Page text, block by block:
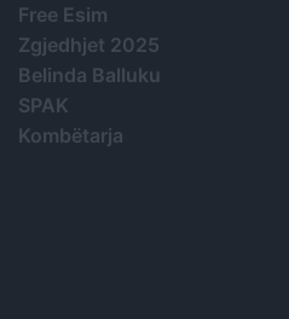
Free Esim
Zgjedhjet 2025
Belinda Balluku
SPAK
Kombëtarja